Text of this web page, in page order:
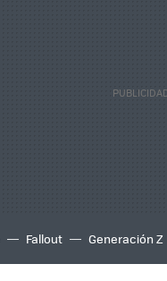
Fallout Generación Z